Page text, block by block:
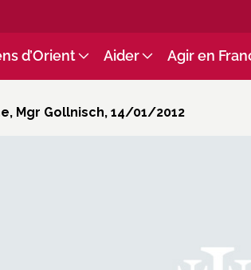
d’Orient Aider Agir en
Mgr Gollnisch, 14/01/2012